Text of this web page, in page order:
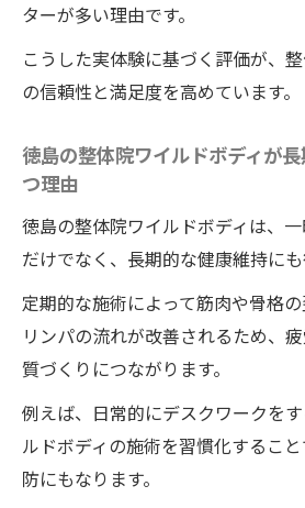
ターが多い理由です。
こうした実体験に基づく評価が、
の信頼性と満足度を高めています。
徳島の整体院ワイルドボディが
つ理由
徳島の整体院ワイルドボディは、
だけでなく、長期的な健康維持にも
定期的な施術によって筋肉や骨格
リンパの流れが改善されるため、
質づくりにつながります。
例えば、日常的にデスクワークを
ルドボディの施術を習慣化するこ
防にもなります。